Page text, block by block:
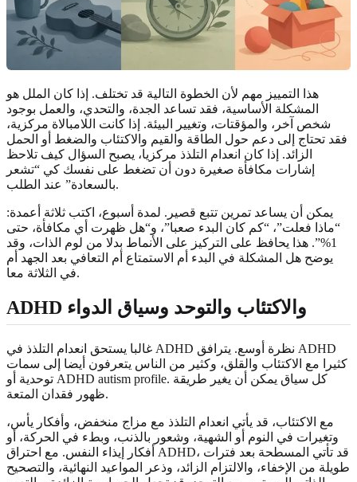
هذا التمييز مهم لأن الخطوة التالية قد تختلف. إذا كان الملل هو
المشكلة الأساسية، فقد تساعد الجدة، والتحدي، والعمل بوجود
شخص آخر، والمؤقتات، وتغيير البيئة. إذا كانت اللامبالاة مركزية،
فقد تحتاج إلى دعم حول الطاقة والقيم والاكتئاب والضغط أو الحمل
الزائد. إذا كان انعدام التلذذ مركزيا، يصبح السؤال كيف تلاحظ
إشارات مكافأة صغيرة دون أن تضغط على نفسك كي “تشعر
بالسعادة” عند الطلب.
يمكن أن يساعد تمرين تتبع قصير. لمدة أسبوع، اكتب ثلاثة أعمدة:
“ماذا فعلت”، “كم كان البدء صعبا”، و“هل ظهرت أي مكافأة، حتى
1%”. هذا يحافظ على التركيز على الأنماط بدلا من لوم الذات، وقد
يوضح هل المشكلة في البدء أم الاستمتاع أم التعافي بعد الجهد أم
في الثلاثة معا.
ADHD والاكتئاب والتوحد وسياق الدواء
غالبا يستحق انعدام التلذذ في ADHD نظرة أوسع. يترافق ADHD
كثيرا مع الاكتئاب والقلق، وكثير من الناس يتعرفون أيضا إلى سمات
توحدية أو ADHD autism profile. كل سياق يمكن أن يغير طريقة
ظهور فقدان المتعة.
مع الاكتئاب، قد يأتي انعدام التلذذ مع مزاج منخفض، وأفكار يأس،
وتغيرات في النوم أو الشهية، وشعور بالذنب، وبطء في الحركة، أو
أفكار إيذاء النفس. مع احتراق ADHD، قد تأتي المسطحة بعد فترات
طويلة من الإخفاء، والالتزام الزائد، وذعر المواعيد النهائية، والتصحيح